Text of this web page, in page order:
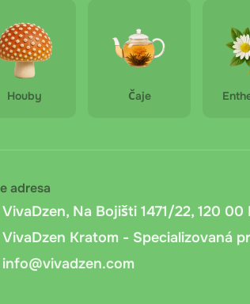
převzetí : Platba v hotovosti nebo kartou
mít připravenou přesnou částku.
převod : Bankovní převod na účet
vyžádá si podpis pro potvrzení převzetí.
Houby Čaje
adresa
VivaDzen, Na Bojišti 1471/22, 120
VivaDzen Kratom - Specializovaná
info@vivadzen.com